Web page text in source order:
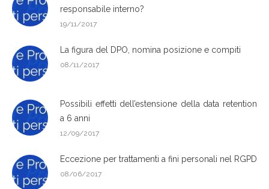
responsabile interno?
19/11/2017
La figura del DPO, nomina posizione e compiti
08/11/2017
Possibili effetti dell’estensione della data retention
a 6 anni
12/09/2017
Eccezione per trattamenti a fini personali nel RGPD
08/06/2017